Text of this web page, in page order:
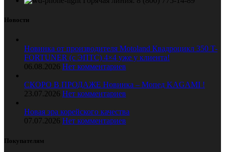
Новости
Новинка от производителя Motoland Квадроцикл 350 T-
FORTUNER (с ЭПТС) 4×4 уже у клиента!
06.08.2026 Нет комментариев
СКОРО В ПРОДАЖЕ Новинка – Мопед KAGAMI !
23.07.2026 Нет комментариев
Новая эра корейского качества
07.07.2026 Нет комментариев
Покупателям